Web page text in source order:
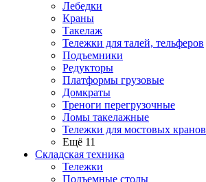
Лебедки
Краны
Такелаж
Тележки для талей, тельферов
Подъемники
Редукторы
Платформы грузовые
Домкраты
Треноги перегрузочные
Ломы такелажные
Тележки для мостовых кранов
Ещё 11
Складская техника
Тележки
Подъемные столы